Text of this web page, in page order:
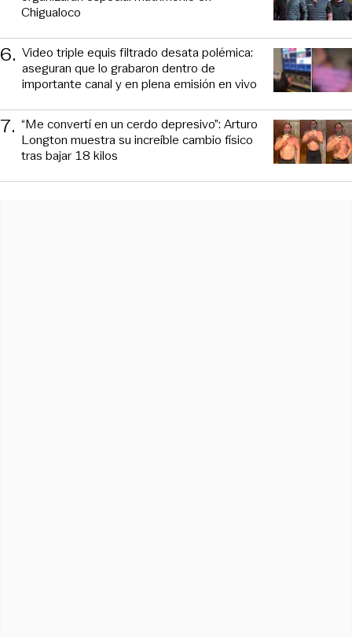
Chigualoco
6. Video triple equis filtrado desata polémica:
aseguran que lo grabaron dentro de
importante canal y en plena emisión en vivo
7. “Me convertí en un cerdo depresivo”: Arturo
Longton muestra su increíble cambio físico
tras bajar 18 kilos